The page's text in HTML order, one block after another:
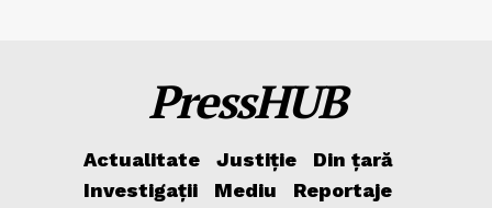
PressHUB
Actualitate Justiție
Din țară
Investigații
Mediu
Reportaje